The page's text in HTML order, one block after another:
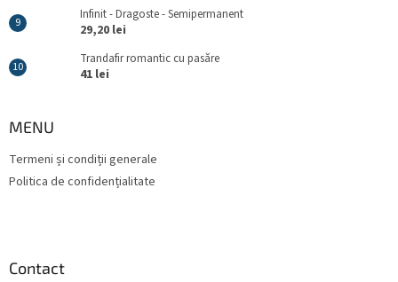
Infinit - Dragoste - Semipermanent
29,20 lei
Trandafir romantic cu pasăre
41 lei
MENU
Termeni și condiții generale
Politica de confidențialitate
Contact